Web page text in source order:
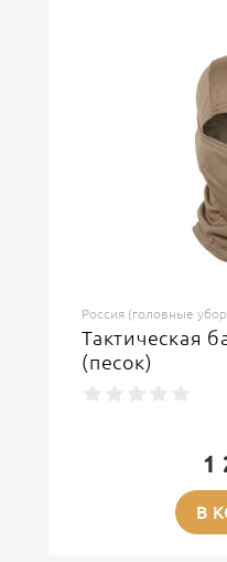
Россия (головные
Тактическая
(песок)
1
В